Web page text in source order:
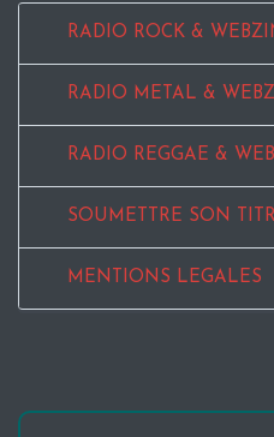
RADIO ROCK &
RADIO METAL &
RADIO REGGAE &
SOUMETTRE SON
MENTIONS LEGALES